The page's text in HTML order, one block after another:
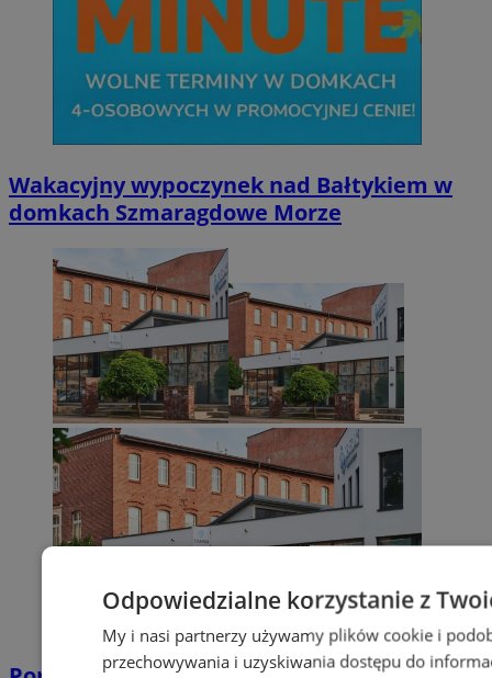
Wakacyjny wypoczynek nad Bałtykiem w
domkach Szmaragdowe Morze
Odpowiedzialne korzystanie z
My i nasi partnerzy używamy plików cookie i
przechowywania i uzyskiwania dostępu do